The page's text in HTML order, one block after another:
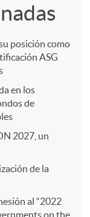
posición como
ASG
en los
de
2027, un
de la
al “2022
on the